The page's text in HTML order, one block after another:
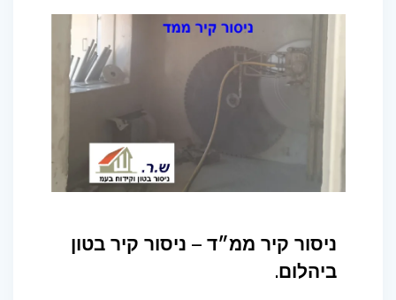
ניסור קיר ממ״ד – ניסור קיר בטון
ביהלום.